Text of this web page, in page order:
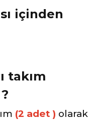
içinden
takım
(2 adet ) olarak